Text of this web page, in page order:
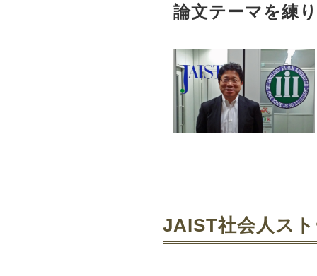
論文テーマを練
JAIST社会人ス